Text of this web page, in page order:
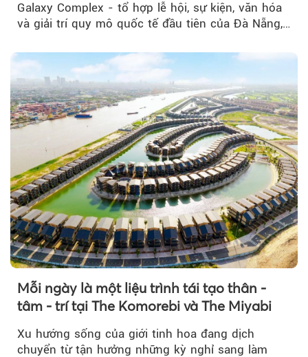
Galaxy Complex - tổ hợp lễ hội, sự kiện, văn hóa
và giải trí quy mô quốc tế đầu tiên của Đà Nẵng,…
Mỗi ngày là một liệu trình tái tạo thân -
tâm - trí tại The Komorebi và The Miyabi
Xu hướng sống của giới tinh hoa đang dịch
chuyển từ tận hưởng những kỳ nghỉ sang làm